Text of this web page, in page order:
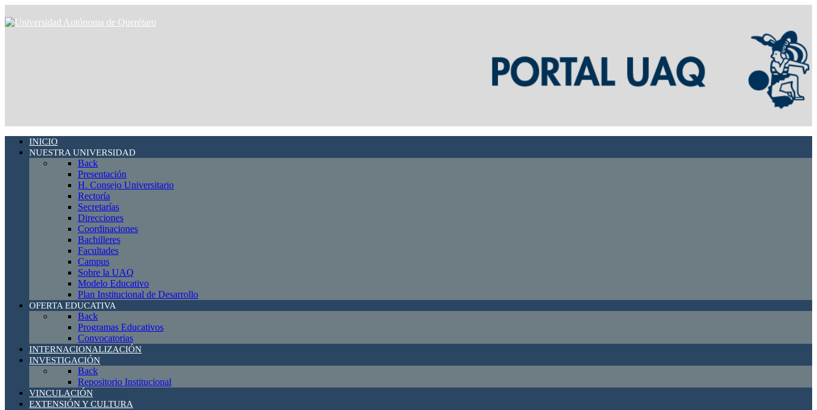
INICIO
NUESTRA UNIVERSIDAD
Back
Presentación
H. Consejo Universitario
Rectoría
Secretarías
Direcciones
Coordinaciones
Bachilleres
Facultades
Campus
Sobre la UAQ
Modelo Educativo
Plan Institucional de Desarrollo
OFERTA EDUCATIVA
Back
Programas Educativos
Convocatorias
INTERNACIONALIZACIÓN
INVESTIGACIÓN
Back
Repositorio Institucional
VINCULACIÓN
EXTENSIÓN Y CULTURA